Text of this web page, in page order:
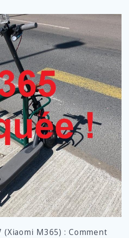
(Xiaomi M365) : Comment